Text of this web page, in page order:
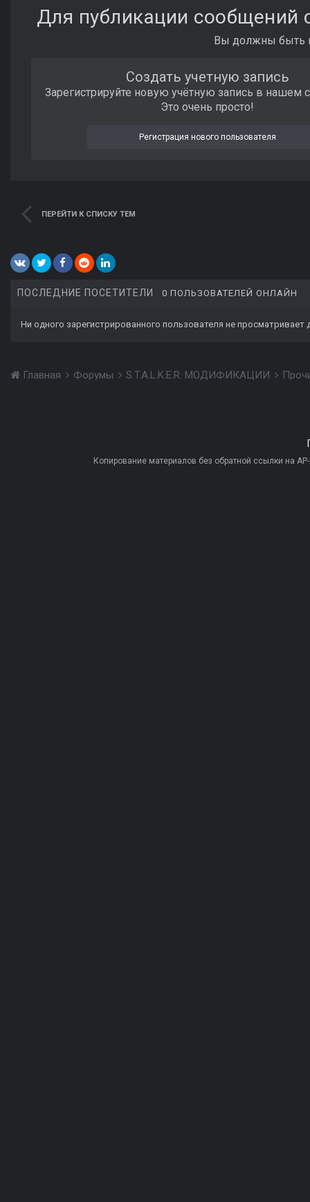
Для публикации сообщений
Вы должны быть
Создать учетную запись
Зарегистрируйте новую учётную запись в нашем
Это очень просто!
Регистрация нового пользователя
ПЕРЕЙТИ К СПИСКУ ТЕМ
ПОСЛЕДНИЕ ПОСЕТИТЕЛИ 0 ПОЛЬЗОВАТЕЛЕЙ ОНЛАЙН
Ни одного зарегистрированного пользователя не просматривает
Главная Форумы S.T.A.L.K.E.R. МОДИФИКАЦИИ
Копирование материалов без обратной ссылки на